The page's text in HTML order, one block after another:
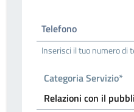
Telefono
Inserisci il tuo numero di
Categoria Servizio*